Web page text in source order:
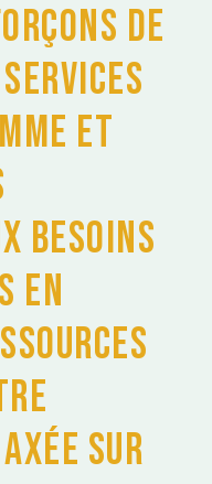
de
et
besoins
en
sur